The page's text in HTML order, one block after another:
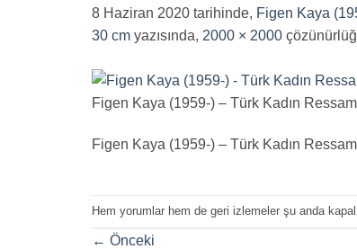
8 Haziran 2020 tarihinde, Figen Kaya
30 cm yazısında, 2000 × 2000
Figen Kaya (1959-) – Türk Kadın
Figen Kaya (1959-) – Türk Kadın
Hem yorumlar hem de geri izlemeler şu anda
← Önceki